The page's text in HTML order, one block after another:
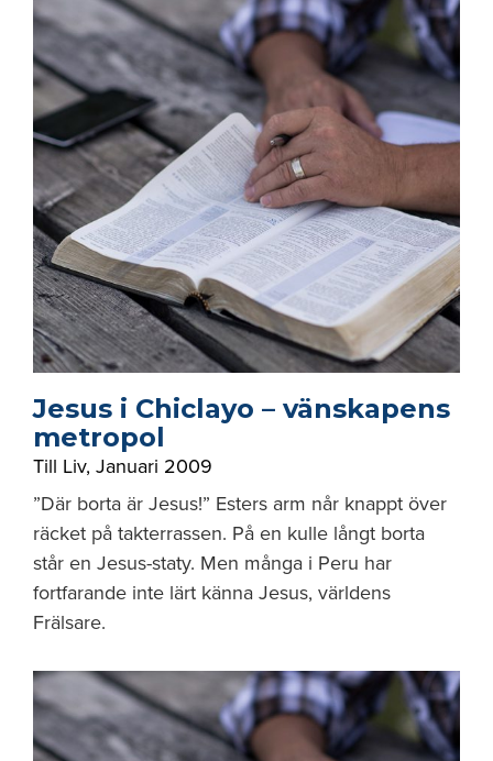
Jesus i Chiclayo – vänskapens
metropol
Till Liv, Januari 2009
”Där borta är Jesus!” Esters arm når knappt över
räcket på takterrassen. På en kulle långt borta
står en Jesus-staty. Men många i Peru har
fortfarande inte lärt känna Jesus, världens
Frälsare.